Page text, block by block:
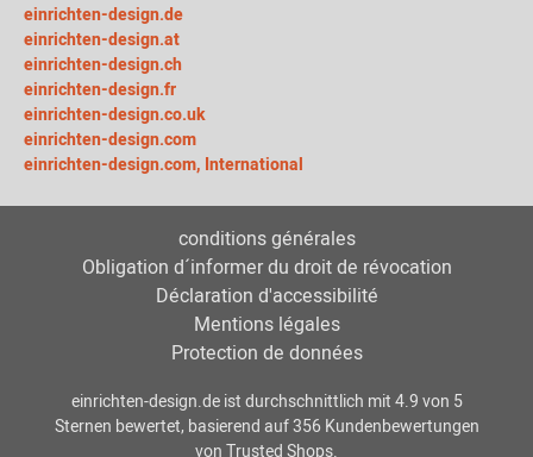
einrichten-design.de
einrichten-design.at
einrichten-design.ch
einrichten-design.fr
einrichten-design.co.uk
einrichten-design.com
einrichten-design.com, International
conditions générales
Obligation d´informer du droit de révocation
Déclaration d'accessibilité
Mentions légales
Protection de données
einrichten-design.deist durchschnittlich mit4.9von 5
Sternen bewertet, basierend auf356Kundenbewertungen
von Trusted Shops.